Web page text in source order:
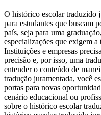
O histórico escolar traduzido
para estudantes que buscam
país, seja para uma
especializações que exigem
Instituições e empresas
precisão e, por isso, uma
entender o conteúdo de
tradução juramentada, você
portas para novas
cenário educacional ou
sobre o histórico escolar